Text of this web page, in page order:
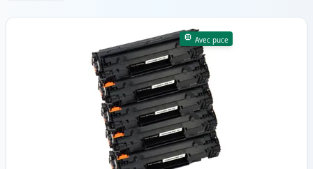
Produits
Avec puce